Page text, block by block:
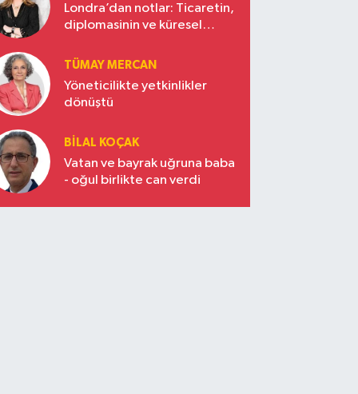
Londra’dan notlar: Ticaretin,
diplomasinin ve küresel
Türkiye’nin yükselen gücü
TÜMAY MERCAN
Yöneticilikte yetkinlikler
dönüştü
BILAL KOÇAK
Vatan ve bayrak uğruna baba
- oğul birlikte can verdi